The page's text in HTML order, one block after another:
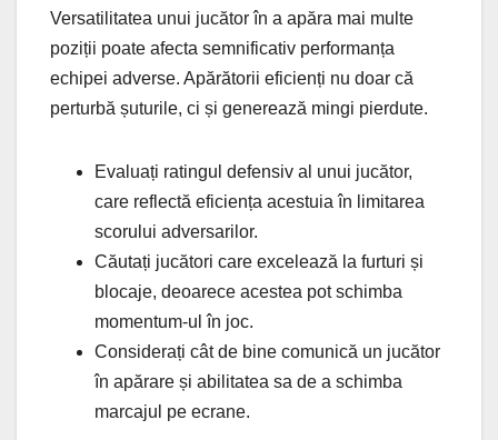
Versatilitatea unui jucător în a apăra mai multe
poziții poate afecta semnificativ performanța
echipei adverse. Apărătorii eficienți nu doar că
perturbă șuturile, ci și generează mingi pierdute.
Evaluați ratingul defensiv al unui jucător,
care reflectă eficiența acestuia în limitarea
scorului adversarilor.
Căutați jucători care excelează la furturi și
blocaje, deoarece acestea pot schimba
momentum-ul în joc.
Considerați cât de bine comunică un jucător
în apărare și abilitatea sa de a schimba
marcajul pe ecrane.